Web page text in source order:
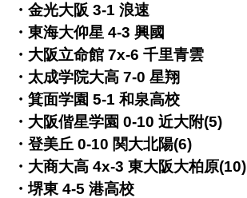
・金光大阪 3-1 浪速
・東海大仰星 4-3 興國
・大阪立命館 7x-6 千里青雲
・太成学院大高 7-0 星翔
・箕面学園 5-1 和泉高校
・大阪偕星学園 0-10 近大附(5)
・登美丘 0-10 関大北陽(6)
・大商大高 4x-3 東大阪大柏原(10)
・堺東 4-5 港高校